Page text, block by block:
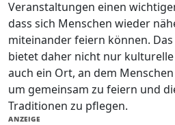
Veranstaltungen einen
dass sich Menschen wieder
miteinander feiern können.
bietet daher nicht nur
auch ein Ort, an dem
um gemeinsam zu feiern und
Traditionen zu pflegen.
ANZEIGE